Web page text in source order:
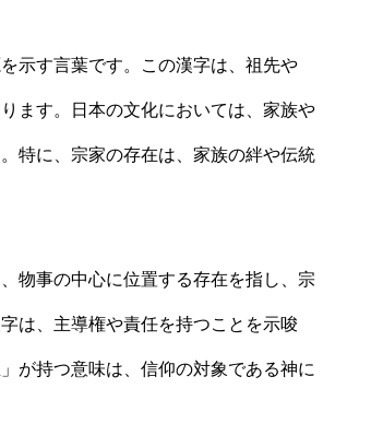
示す言葉です。この漢字は、祖先や
ます。日本の文化においては、家族や
特に、宗家の存在は、家族の絆や伝統
物事の中心に位置する存在を指し、宗
は、主導権や責任を持つことを示唆
が持つ意味は、信仰の対象である神に